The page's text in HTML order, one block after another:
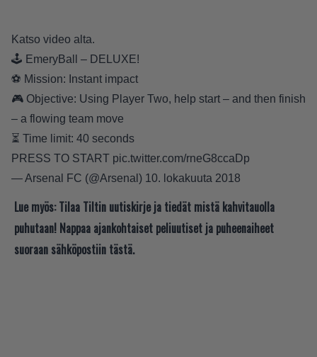
Katso video alta.
🕹 EmeryBall – DELUXE!
⚽ Mission: Instant impact
🎮 Objective: Using Player Two, help start – and then finish
– a flowing team move
⏳ Time limit: 40 seconds
PRESS TO START pic.twitter.com/rneG8ccaDp
— Arsenal FC (@Arsenal) 10. lokakuuta 2018
Lue myös: Tilaa Tiltin uutiskirje ja tiedät mistä kahvitauolla
puhutaan! Nappaa ajankohtaiset peliuutiset ja puheenaiheet
suoraan sähköpostiin tästä.